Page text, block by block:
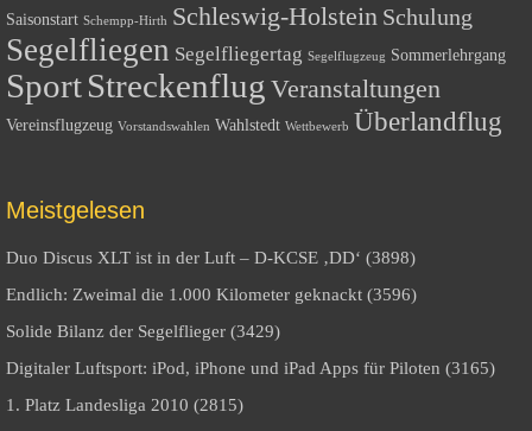
Saisonstart Schempp-Hirth Schleswig-Holstein Schulung
Segelfliegen Segelfliegertag Segelflugzeug Sommerlehrgang
SportStreckenflug Veranstaltungen
Vereinsflugzeug Vorstandswahlen Wahlstedt Wettbewerb Überlandflug
Meistgelesen
Duo Discus XLT ist in der Luft – D-KCSE ‚DD‘ (3898)
Endlich: Zweimal die 1.000 Kilometer geknackt (3596)
Solide Bilanz der Segelflieger (3429)
Digitaler Luftsport: iPod, iPhone und iPad Apps für Piloten (3165)
1. Platz Landesliga 2010 (2815)